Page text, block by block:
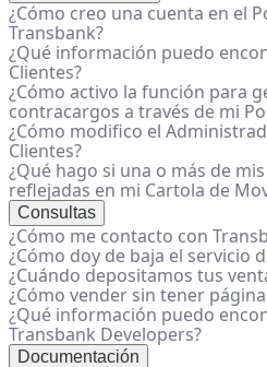
¿Cómo creo una cuenta en el
Transbank?
¿Qué información puedo
Clientes?
¿Cómo activo la función para
contracargos a través de mi
¿Cómo modifico el
Clientes?
¿Qué hago si una o más de
reflejadas en mi Cartola de
Consultas
¿Cómo me contacto con
¿Cómo doy de baja el servicio
¿Cuándo depositamos tus
¿Cómo vender sin tener
¿Qué información puedo
Transbank Developers?
Documentación